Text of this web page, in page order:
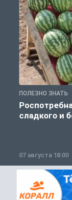
ПОЛЕЗНО ЗНАТЬ
сладкого и
07 августа 18:00